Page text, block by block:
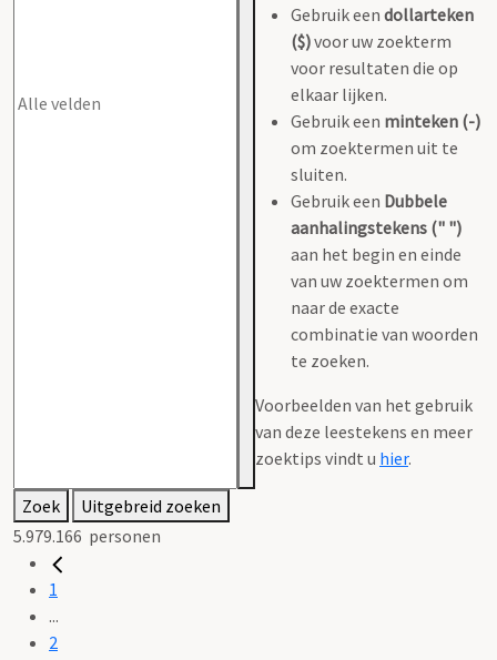
Gebruik een dollarteken
($)voor uw zoekterm
voor resultaten die op
elkaar lijken.
Gebruik een minteken (-)
om zoektermen uit te
sluiten.
Gebruik een Dubbele
aanhalingstekens (" ")
aan het begin en einde
van uw zoektermen om
naar de exacte
combinatie van woorden
te zoeken.
Voorbeelden van het gebruik
van deze leestekens en meer
zoektips vindt u hier.
Zoek
Uitgebreid zoeken
5.979.166 personen
1
...
2